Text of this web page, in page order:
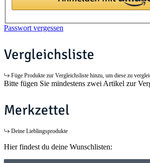
Passwort vergessen
Vergleichsliste
Füge Produkte zur Vergleichsliste hinzu, um diese zu
Bitte fügen Sie mindestens zwei Artikel zur
Merkzettel
Deine Lieblingsprodukte
Hier findest du deine Wunschlisten: